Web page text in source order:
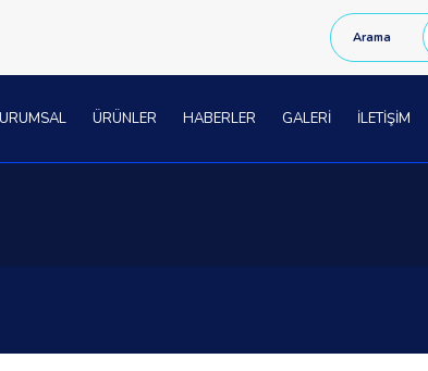
ÜRÜNLER HABERLER GALERİ İLETİŞİM